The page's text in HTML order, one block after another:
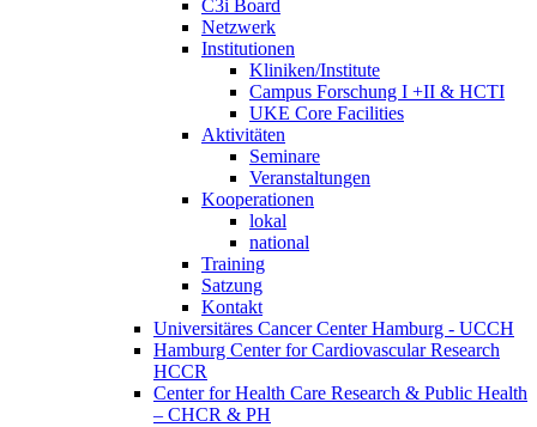
C3i Board
Netzwerk
Institutionen
Kliniken/Institute
Campus Forschung I +II & HCTI
UKE Core Facilities
Aktivitäten
Seminare
Veranstaltungen
Kooperationen
lokal
national
Training
Satzung
Kontakt
Universitäres Cancer Center Hamburg - UCCH
Hamburg Center for Cardiovascular Research
HCCR
Center for Health Care Research & Public Health
– CHCR & PH